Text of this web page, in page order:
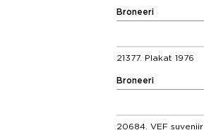
Broneeri
21377. Plakat 1976
Broneeri
20684. VEF suveniir